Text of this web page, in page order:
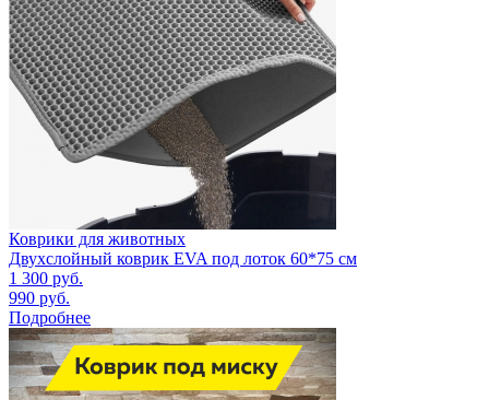
Коврики для животных
Двухслойный коврик EVA под лоток 60*75 см
1 300 руб.
990 руб.
Подробнее